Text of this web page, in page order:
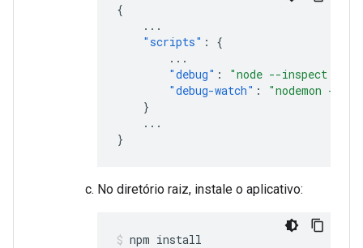
{
...
"scripts" :
{
...
"debug" :
"node --inspect
"debug-watch" :
"nodemon --
}
...
}
No diretório raiz, instale o aplicativo:
npm install